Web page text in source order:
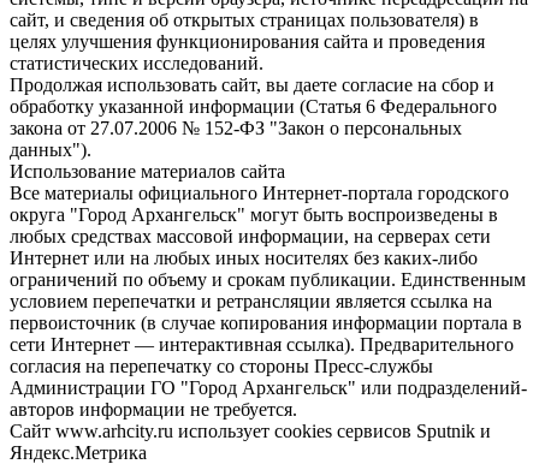
сайт, и сведения об открытых страницах пользователя) в
целях улучшения функционирования сайта и проведения
статистических исследований.
Продолжая использовать сайт, вы даете согласие на сбор и
обработку указанной информации (Статья 6 Федерального
закона от 27.07.2006 № 152-ФЗ "Закон о персональных
данных").
Использование материалов сайта
Все материалы официального Интернет-портала городского
округа "Город Архангельск" могут быть воспроизведены в
любых средствах массовой информации, на серверах сети
Интернет или на любых иных носителях без каких-либо
ограничений по объему и срокам публикации. Единственным
условием перепечатки и ретрансляции является ссылка на
первоисточник (в случае копирования информации портала в
сети Интернет — интерактивная ссылка). Предварительного
согласия на перепечатку со стороны Пресс-службы
Администрации ГО "Город Архангельск" или подразделений-
авторов информации не требуется.
Сайт www.arhcity.ru использует cookies сервисов Sputnik и
Яндекс.Метрика